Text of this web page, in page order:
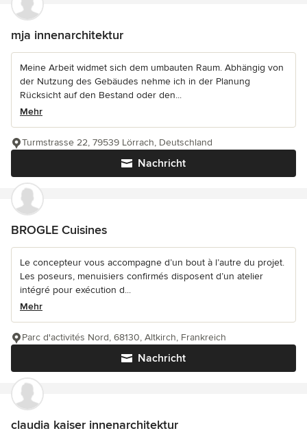
mja innenarchitektur
Meine Arbeit widmet sich dem umbauten Raum. Abhängig von
der Nutzung des Gebäudes nehme ich in der Planung
Rücksicht auf den Bestand oder den...
Mehr
Nachricht
Turmstrasse 22, 79539 Lörrach, Deutschland
BROGLE Cuisines
Le concepteur vous accompagne d’un bout à l’autre du projet.
Les poseurs, menuisiers confirmés disposent d’un atelier
intégré pour exécution d...
Mehr
Nachricht
Parc d'activités Nord, 68130, Altkirch, Frankreich
claudia kaiser innenarchitektur